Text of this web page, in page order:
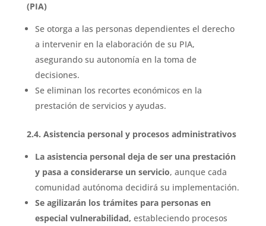
(PIA)
Se otorga a las personas dependientes el derecho
a intervenir en la elaboración de su PIA,
asegurando su autonomía en la toma de
decisiones.
Se eliminan los recortes económicos en la
prestación de servicios y ayudas.
2.4. Asistencia personal y procesos administrativos
La asistencia personal deja de ser una prestación
y pasa a considerarse un servicio, aunque cada
comunidad autónoma decidirá su implementación.
Se agilizarán los trámites para personas en
especial vulnerabilidad, estableciendo procesos